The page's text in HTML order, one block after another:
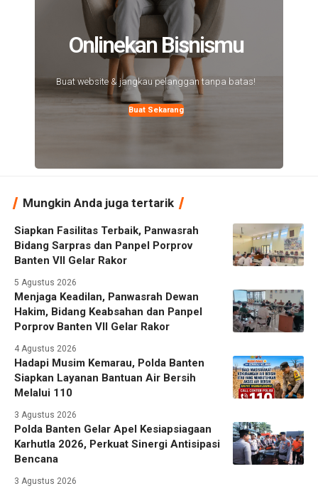
Onlinekan Bisnismu
Buat website & jangkau pelanggan tanpa batas!
Buat Sekarang
Mungkin Anda juga tertarik
Siapkan Fasilitas Terbaik, Panwasrah
Bidang Sarpras dan Panpel Porprov
Banten VII Gelar Rakor
5 Agustus 2026
Menjaga Keadilan, Panwasrah Dewan
Hakim, Bidang Keabsahan dan Panpel
Porprov Banten VII Gelar Rakor
4 Agustus 2026
Hadapi Musim Kemarau, Polda Banten
Siapkan Layanan Bantuan Air Bersih
Melalui 110
3 Agustus 2026
Polda Banten Gelar Apel Kesiapsiagaan
Karhutla 2026, Perkuat Sinergi Antisipasi
Bencana
3 Agustus 2026